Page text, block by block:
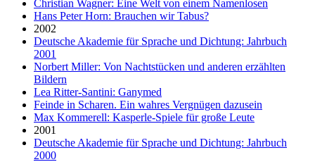
Christian Wagner: Eine Welt von einem Namenlosen
Hans Peter Horn: Brauchen wir Tabus?
2002
Deutsche Akademie für Sprache und Dichtung: Jahrbuch
2001
Norbert Miller: Von Nachtstücken und anderen erzählten
Bildern
Lea Ritter-Santini: Ganymed
Feinde in Scharen. Ein wahres Vergnügen dazusein
Max Kommerell: Kasperle-Spiele für große Leute
2001
Deutsche Akademie für Sprache und Dichtung: Jahrbuch
2000